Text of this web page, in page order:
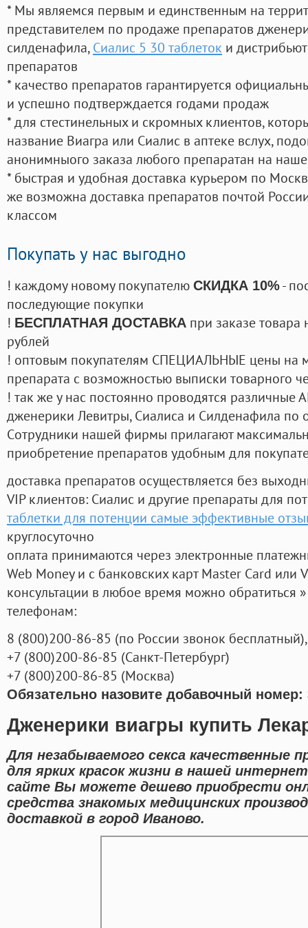
* Мы являемся первым и единственным на
представителем по продаже препаратов
силденафила, Сиалис 5 30 таблеток и
препаратов
* качество препаратов гарантируется
и успешно подтверждается годами продаж
* для стестинельных и скромных клиентов,
название Виагра или Сиалис в аптеке вслух,
анонимныого заказа любого препаратан на
* быстрая и удобная доставка курьером по
же возможна доставка препаратов почтой
классом
Покупать у нас выгодно
! каждому новому покупателю СКИДКА 10%-
последующие покупки
! БЕСПЛАТНАЯ ДОСТАВКА при заказе
рублей
! оптовым покупателям СПЕЦИАЛЬНЫЕ цены на
препарата с возможностью выписки товарного
! так же у нас постоянно проводятся
дженерики Левитры, Сиалиса и Силденафила по
Cотрудники нашей фирмы прилагают
приобретение препаратов удобным для
доставка препаратов осуществляется без
VIP клиентов: Сиалис и другие препараты для
таблетки для потенции самые эффективные
круглосуточно
оплата принимаются через электронные
Web Money и с банковских карт Master Card или
консультации в любое время можно обратиться
телефонам:
8 (800)200-86-85 (по России звонок бесплатный),
+7 (800)200-86-85 (Санкт-Петербург)
+7 (800)200-86-85 (Москва)
Обязательно назовите добавочный номер:
Дженерики виагры купить
Для незабываемого секса качественные
для ярких красок жизни в нашей
сайте Вы можете дешево приобрести
средства знакомых медицинских
доставкой в город Иваново.